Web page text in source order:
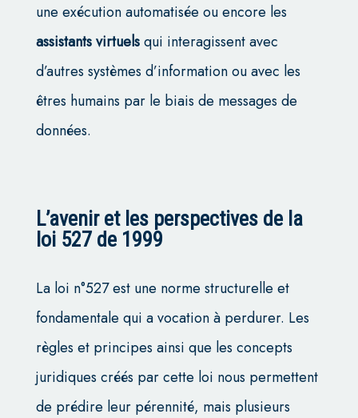
une exécution automatisée ou encore les
assistants virtuelsqui interagissent avec
d’autres systèmes d’information ou avec les
êtres humains par le biais de messages de
données.
L’avenir et les perspectives de la
loi 527 de 1999
La loi n°527 est une norme structurelle et
fondamentale qui a vocation à perdurer. Les
règles et principes ainsi que les concepts
juridiques créés par cette loi nous permettent
de prédire leur pérennité, mais plusieurs